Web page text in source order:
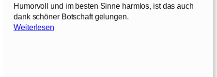
Humorvoll und im besten Sinne harmlos, ist das auch
dank schöner Botschaft gelungen.
Weiterlesen: